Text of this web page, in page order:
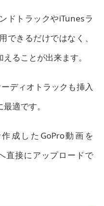
ドトラックやiTunesラ
できるだけではなく、
ることが出来ます。
ディオトラックも挿入
最適です。
成したGoPro動画を
直接にアップロードで